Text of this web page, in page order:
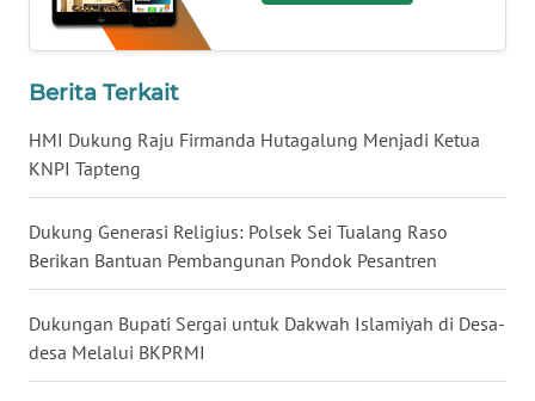
Berita Terkait
HMI Dukung Raju Firmanda Hutagalung Menjadi Ketua
KNPI Tapteng
Dukung Generasi Religius: Polsek Sei Tualang Raso
Berikan Bantuan Pembangunan Pondok Pesantren
Dukungan Bupati Sergai untuk Dakwah Islamiyah di Desa-
desa Melalui BKPRMI
WN
NIAS
LANGKAT
WN
TAPANULI
SELATAN
TANJUNG
LESUNG